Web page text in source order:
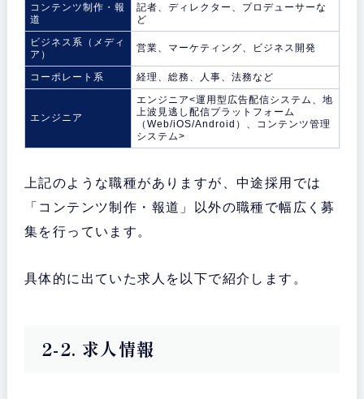
コンテンツ制作・報
道
記者、ディレクター、プロデューサーな
ど
ビジネス系（メディ
ア）
営業、マーケティング、ビジネス開発
コーポレート系 経理、総務、人事、法務など
エンジニア
エンジニア<運用型広告配信システム、地
上波見逃し配信プラットフォーム
（Web/iOS/Android）、コンテンツ管理
システム>
上記のような職種がありますが、中途採用では
「コンテンツ制作・報道」以外の職種で幅広く募
集を行っています。
具体的に出ていた求人を以下で紹介します。
2-2. 求人情報